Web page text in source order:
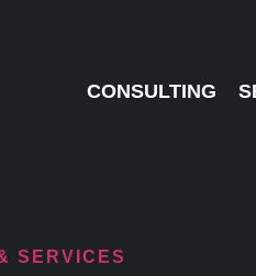
CONSULTING
SERVICES